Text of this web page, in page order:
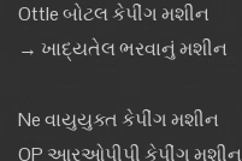
Ottle બોટલ કેપીંગ મશીન
→ ખાદ્યતેલ ભરવાનું મશીન
Ne વાયુયુક્ત કેપીંગ મશીન
OP આરઓપીપી કેપીંગ મશીન